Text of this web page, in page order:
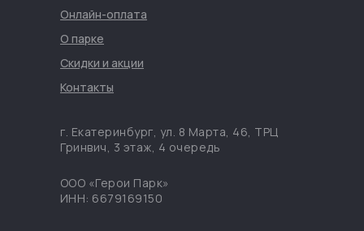
Онлайн-оплата
г. Екатеринбург, ул. 8 Марта, 46, ТРЦ
Гринвич, 3 этаж, 4 очередь
ООО «Герои Парк»
ИНН: 6679169150
Контакты
Скидки и акции
О парке